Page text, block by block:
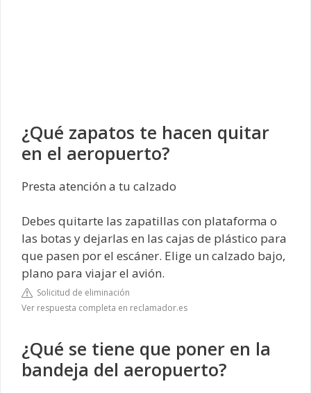
¿Qué zapatos te hacen quitar
en el aeropuerto?
Presta atención a tu calzado
Debes quitarte las zapatillas con plataforma o
las botas y dejarlas en las cajas de plástico para
que pasen por el escáner. Elige un calzado bajo,
plano para viajar el avión.
Solicitud de eliminación
Ver respuesta completa en reclamador.es
¿Qué se tiene que poner en la
bandeja del aeropuerto?